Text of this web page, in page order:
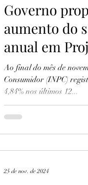
Governo
aumento do
anual em
Ao final do mês de
Consumidor (INPC)
4,84% nos últimos 12...
25 de nov. de 2024